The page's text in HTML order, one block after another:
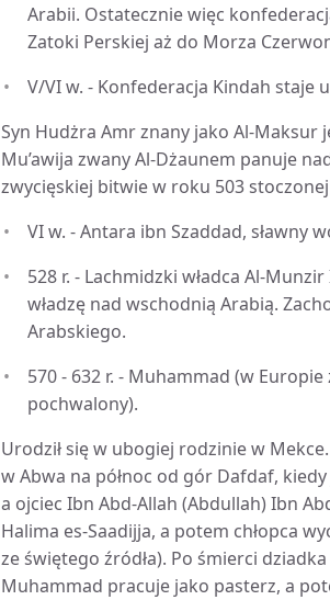
Arabii. Ostatecznie więc
Zatoki Perskiej aż do Morza
V/VI w. - Konfederacja Kindah staje
Syn Hudżra Amr znany jako Al-Maksur
Mu’awija zwany Al-Dżaunem panuje
zwycięskiej bitwie w roku 503
VI w. - Antara ibn Szaddad,
528 r. - Lachmidzki władca Al-
władzę nad wschodnią Arabią.
Arabskiego.
570 - 632 r. - Muhammad (w
pochwalony).
Urodził się w ubogiej rodzinie w
w Abwa na północ od gór Dafdaf,
a ojciec Ibn Abd-Allah (Abdullah) Ibn
Halima es-Saadijja, a potem chłopca
ze świętego źródła). Po śmierci
Muhammad pracuje jako pasterz, a